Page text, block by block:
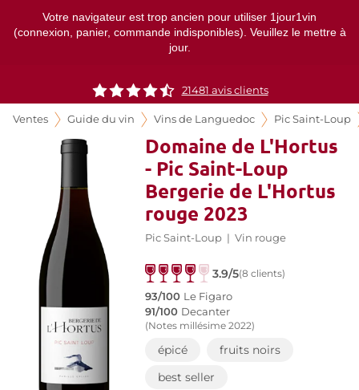
Votre navigateur est trop ancien pour utiliser 1jour1vin
(connexion, panier, commande indisponibles). Veuillez le mettre à
jour.
21481 avis clients
Ventes Guide du vin Vins de Languedoc Pic Saint-Loup
Domaine de L'Hortus
- Pic Saint-Loup
Bergerie de L'Hortus
rouge 2023
Pic Saint-Loup | Vin rouge
3.9/5(8 clients)
93/100 Le Figaro
91/100 Decanter
(Notes millésime 2022)
épicé
fruits noirs
best seller